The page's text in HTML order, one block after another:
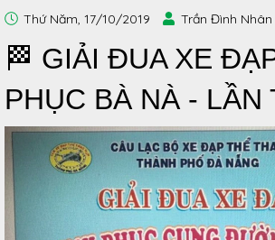
Thứ Năm, 17/10/2019 Trần Đình Nhân
🏁 GIẢI ĐUA XE
PHỤC BÀ NÀ - LẦN